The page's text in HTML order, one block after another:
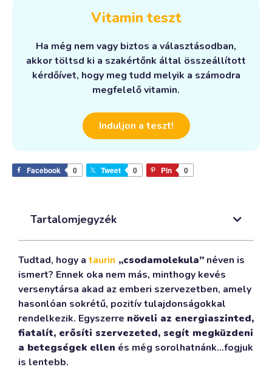
Vitamin teszt
Ha még nem vagy biztos a választásodban,
akkor töltsd ki a szakértőnk által összeállított
kérdőívet, hogy meg tudd melyik a számodra
megfelelő vitamin.
Induljon a teszt!
Facebook 0 Tweet 0 Pin 0
Tartalomjegyzék
Tudtad, hogy a taurin „csodamolekula” néven is
ismert? Ennek oka nem más, minthogy kevés
versenytársa akad az emberi szervezetben, amely
hasonlóan sokrétű, pozitív tulajdonságokkal
rendelkezik. Egyszerre növeli az energiaszinted,
fiatalít, erősíti szervezeted, segít megküzdeni
a betegségek ellen és még sorolhatnánk…fogjuk
is lentebb.